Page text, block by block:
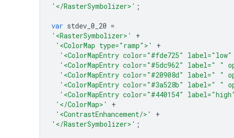
'</RasterSymbolizer>' ;
var stdev_0_20 =
'<RasterSymbolizer>'
+
'<ColorMap type="ramp">'
+
'<ColorMapEntry color="#fde725"
'<ColorMapEntry color="#5dc962" label=" "
'<ColorMapEntry color="#20908d" label=" "
'<ColorMapEntry color="#3a528b" label=" "
'<ColorMapEntry color="#440154"
'</ColorMap>'
+
'<ContrastEnhancement/>'
+
'</RasterSymbolizer>' ;